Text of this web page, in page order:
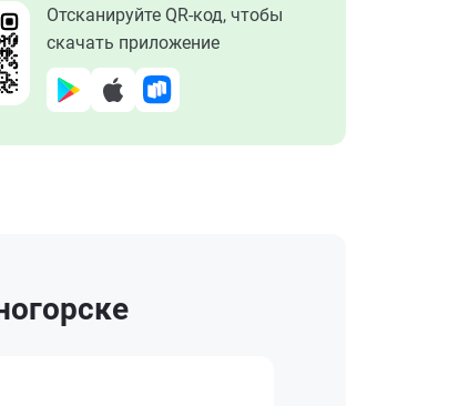
Отсканируйте QR-код, чтобы
скачать приложение